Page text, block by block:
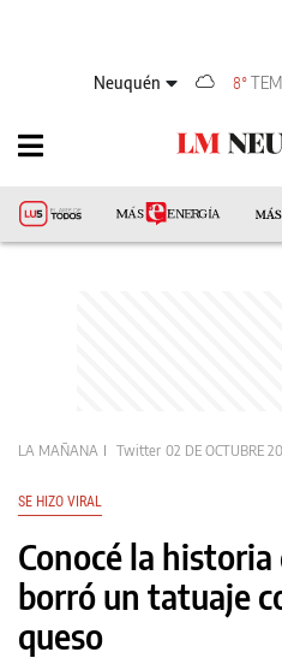
Neuquén 8°
LA MAÑANA Twitter 02 DE OCTUBRE
SE HIZO VIRAL
Conocé la
borró un tatuaje
queso